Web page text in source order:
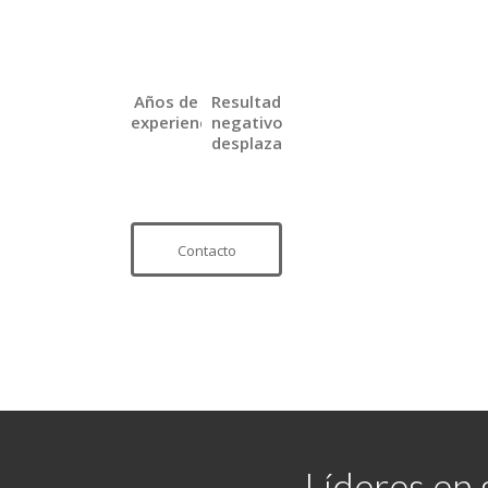
Años de
experiencia
Resultados
negativos
desplazados
Contacto